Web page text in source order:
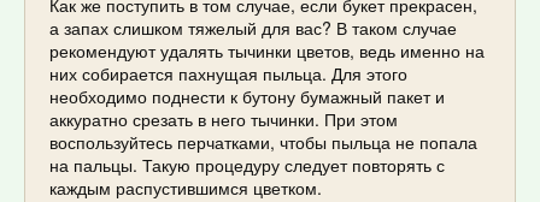
а запах слишком тяжелый для вас? В таком случае
рекомендуют удалять тычинки цветов, ведь именно на
них собирается пахнущая пыльца. Для этого
необходимо поднести к бутону бумажный пакет и
аккуратно срезать в него тычинки. При этом
воспользуйтесь перчатками, чтобы пыльца не попала
на пальцы. Такую процедуру следует повторять с
каждым распустившимся цветком.